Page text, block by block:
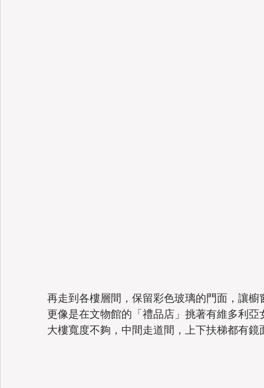
再走到各樓層間，保留彩色玻璃的門面，讓
更像是在文物館的「禮品店」挑著有維多利
大樓寬度不夠，中間走道間，上下扶梯都有鏡